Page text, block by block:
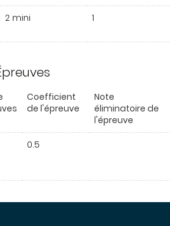
2 mini 1
Coefficient
de l'épreuve
Note
éliminatoire de
l'épreuve
0.5